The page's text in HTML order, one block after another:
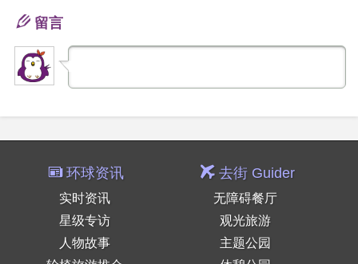
留言
环球资讯
实时资讯
星级专访
人物故事
去街 Guider
无障碍餐厅
观光旅游
主题公园